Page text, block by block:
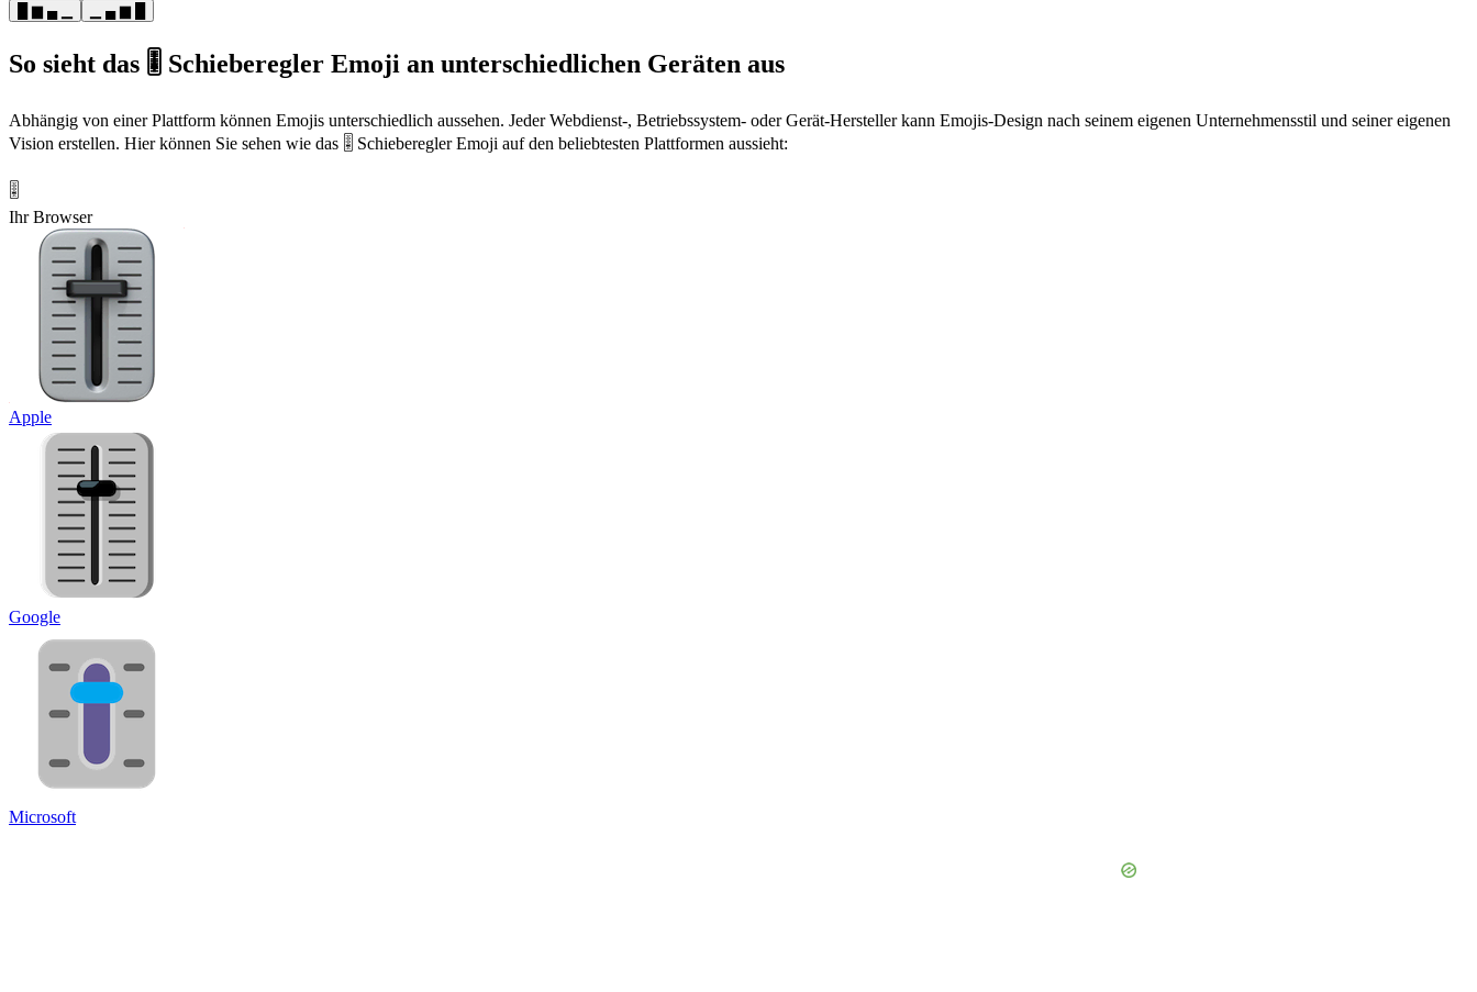
█ ▆ ▄ ▁ ▁ ▄ ▆ █
So sieht das 🎚️ Schieberegler Emoji an unterschiedlichen Geräten aus
Abhängig von einer Plattform können Emojis unterschiedlich aussehen. Jeder Webdienst-, Betriebssystem- oder Gerät-Hersteller kann Emojis-Design nach seinem eigenen Unternehmensstil und seiner eigenen
Vision erstellen. Hier können Sie sehen wie das 🎚️ Schieberegler Emoji auf den beliebtesten Plattformen aussieht:
🎚️
Ihr Browser
Apple
Google
Microsoft